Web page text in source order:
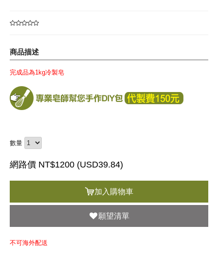
商品描述
完成品為1kg冷製皂
數量
網路價 NT$1200 (USD39.84)
加入購物車
願望清單
不可海外配送